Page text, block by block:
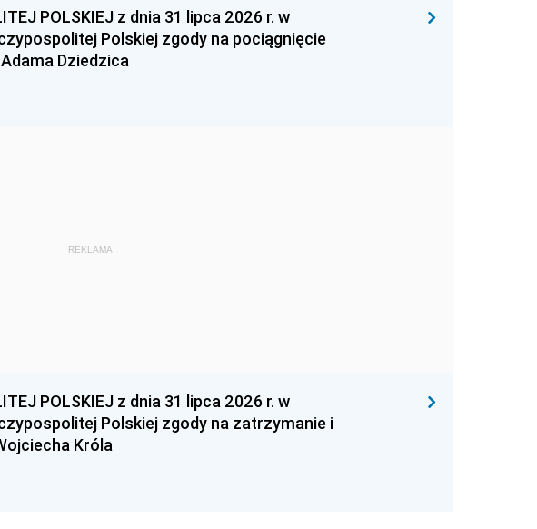
POLSKIEJ z dnia 31 lipca 2026 r. w
Polskiej zgody na pociągnięcie
Dziedzica
REKLAMA
POLSKIEJ z dnia 31 lipca 2026 r. w
Polskiej zgody na zatrzymanie i
Króla